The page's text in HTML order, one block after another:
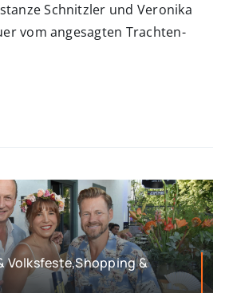
Schnitzler und Veronika
vom angesagten Trachten-
Volksfeste,Shopping &